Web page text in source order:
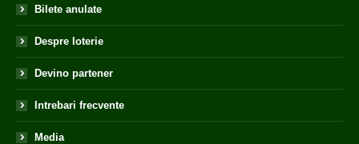
Bilete anulate
Despre loterie
Devino partener
Intrebari frecvente
Media